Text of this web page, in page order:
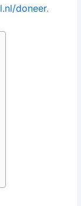
doneer.